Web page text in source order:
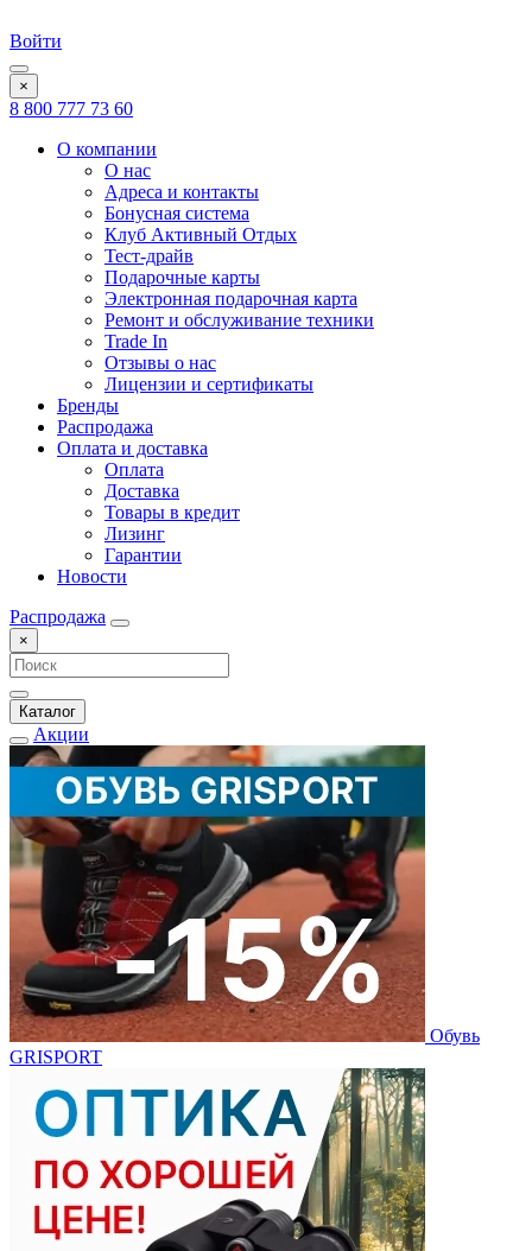
Войти
×
8 800 777 73 60
О компании
О нас
Адреса и контакты
Бонусная система
Клуб Активный Отдых
Тест-драйв
Подарочные карты
Электронная подарочная карта
Ремонт и обслуживание техники
Trade In
Отзывы о нас
Лицензии и сертификаты
Бренды
Распродажа
Оплата и доставка
Оплата
Доставка
Товары в кредит
Лизинг
Гарантии
Новости
Распродажа
×
Каталог
Акции
Обувь
GRISPORT